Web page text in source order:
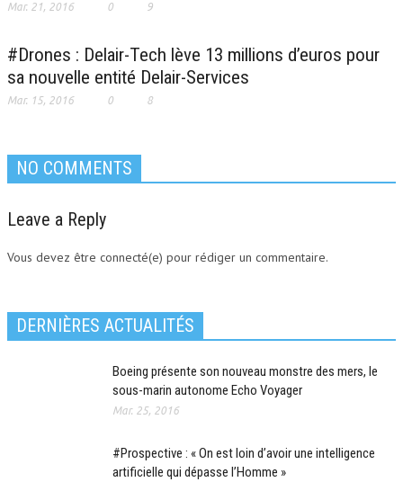
Mar. 21, 2016 0 9
#Drones : Delair-Tech lève 13 millions d’euros pour
sa nouvelle entité Delair-Services
Mar. 15, 2016 0 8
NO COMMENTS
Leave a Reply
Vous devez être connecté(e) pour rédiger un commentaire.
DERNIÈRES ACTUALITÉS
Boeing présente son nouveau monstre des mers, le
sous-marin autonome Echo Voyager
Mar. 25, 2016
#Prospective : « On est loin d’avoir une intelligence
artificielle qui dépasse l’Homme »